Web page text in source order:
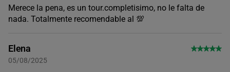
Merece la pena, es un tour.completisimo, no le falta de
nada. Totalmente recomendable al 💯
Elena
05/08/2025